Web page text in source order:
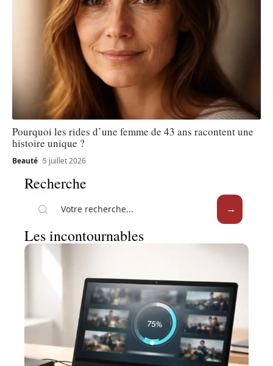
Pourquoi les rides d’une femme de 43 ans racontent une
histoire unique ?
Beauté 5 juillet 2026
Recherche
Les incontournables